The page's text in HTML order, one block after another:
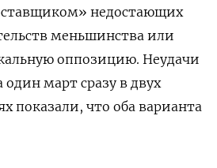
недостающих
меньшинства или
оппозицию. Неудачи
март сразу в двух
показали, что оба варианта